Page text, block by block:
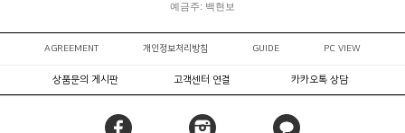
예금주: 백현보
AGREEMENT 개인정보처리방침 GUIDE PC VIEW
상품문의 게시판 고객센터 연결 카카오톡 상담